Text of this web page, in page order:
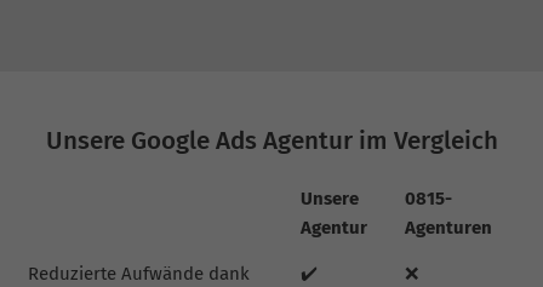
Unsere Google Ads Agentur im Vergleich
Unsere
Agentur
0815-
Agenturen
Reduzierte Aufwände dank
✔️ ❌